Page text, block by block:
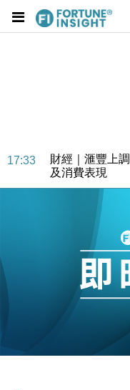
17:33
財經｜滙豐上
及消費表現
本地｜假冒內
損失近6900萬元
財經｜日經失
財經｜恒隆10
15:11
財經｜韓股反
財經｜內地7